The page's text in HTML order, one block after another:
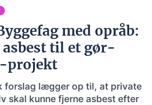
med opråb:
til et gør-
projekt
forslag lægger op til, at private
skal kunne fjerne asbest efter